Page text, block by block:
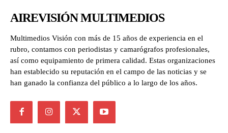
AIREVISIÓN MULTIMEDIOS
Multimedios Visión con más de 15 años de experiencia en el
rubro, contamos con periodistas y camarógrafos profesionales,
así como equipamiento de primera calidad. Estas organizaciones
han establecido su reputación en el campo de las noticias y se
han ganado la confianza del público a lo largo de los años.